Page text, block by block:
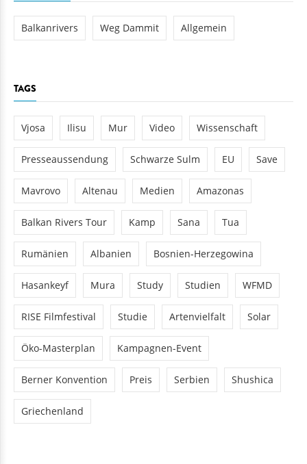
Balkanrivers Weg Dammit Allgemein
TAGS
Vjosa Ilisu Video Wissenschaft
Presseaussendung Schwarze Sulm
Altenau Medien
Balkan Rivers Tour
Rumänien Albanien Bosnien-Herzegowina
Hasankeyf Study Studien
RISE Filmfestival Studie Artenvielfalt Solar
Öko-Masterplan
Berner Konvention Preis Serbien Shushica
Griechenland